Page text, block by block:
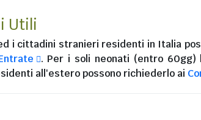
Utili
i cittadini stranieri residenti in Italia
. Per i soli neonati (entro 60gg)
all'esteropossono richiederlo ai